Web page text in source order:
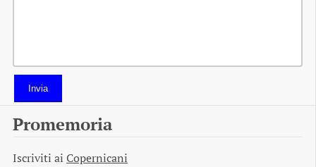
Invia
Promemoria
Iscriviti ai Copernicani